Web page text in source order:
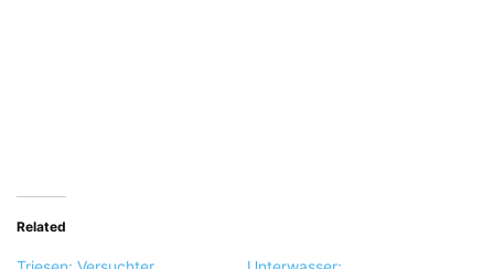
Related